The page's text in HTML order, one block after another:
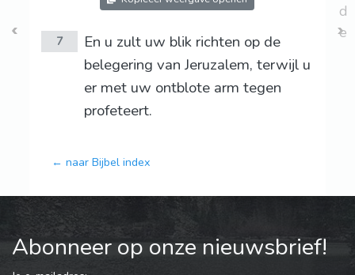
7
En u zult uw blik richten op de
belegering van Jeruzalem, terwijl u
er met uw ontblote arm tegen
profeteert.
← naar Bijbel index
d
e
Abonneer op onze nieuwsbrief!